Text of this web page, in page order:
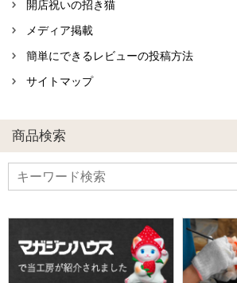
開店祝いの招き猫
メディア掲載
簡単にできるレビューの投稿方法
サイトマップ
商品検索